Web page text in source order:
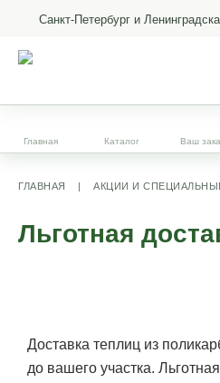
Санкт-Петербург и
Главная Каталог Ваш
ГЛАВНАЯ | АКЦИИ И
Льготная
Доставка теплиц из
до вашего участка.